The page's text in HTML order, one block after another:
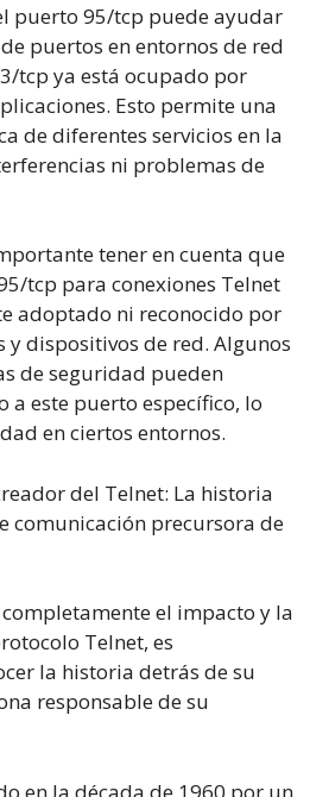
puerto 95/tcp puede ayudar
puertos en entornos de red
tcp ya está ocupado por
Esto permite una
de diferentes servicios en la
ni problemas de
tener en cuenta que
tcp para conexiones Telnet
adoptado ni reconocido por
y dispositivos de red. Algunos
de seguridad pueden
a este puerto específico, lo
en ciertos entornos.
del Telnet: La historia
comunicación precursora de
el impacto y la
Telnet, es
la historia detrás de su
responsable de su